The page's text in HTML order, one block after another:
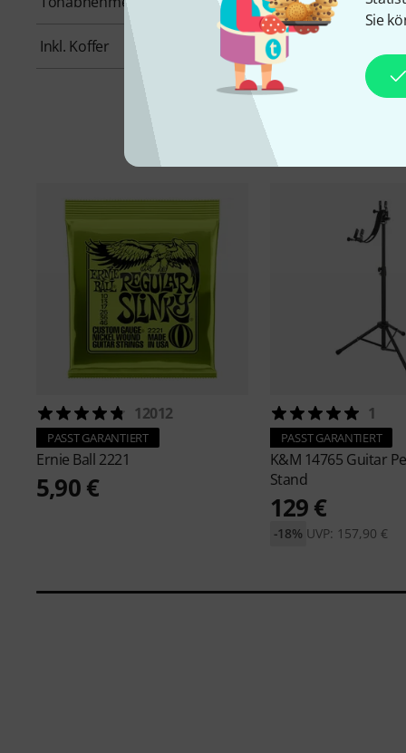
Sie
Inkl. Koffer
12012
PASST GARANTIERT
Ernie Ball 2221
5,90 €
1
PASST GARANTIERT
K&M 14765 Guitar
Stand
129 €
UVP: 157,90 €
-18%